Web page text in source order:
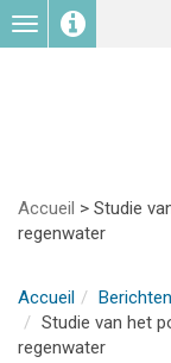
Toggle
navigation
Accueil > Studie
regenwater
Accueil
Berichten
Studie van het
regenwater